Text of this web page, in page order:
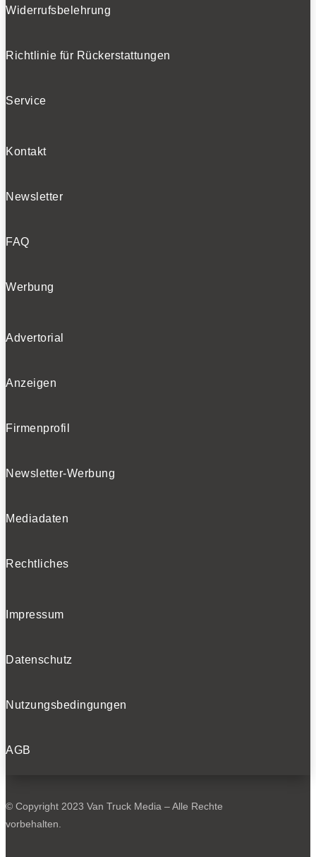
Widerrufsbelehrung
Richtlinie für Rückerstattungen
Service
Kontakt
Newsletter
FAQ
Werbung
Advertorial
Anzeigen
Firmenprofil
Newsletter-Werbung
Mediadaten
Rechtliches
Impressum
Datenschutz
Nutzungsbedingungen
AGB
© Copyright 2023 Van Truck Media – Alle Rechte
vorbehalten.